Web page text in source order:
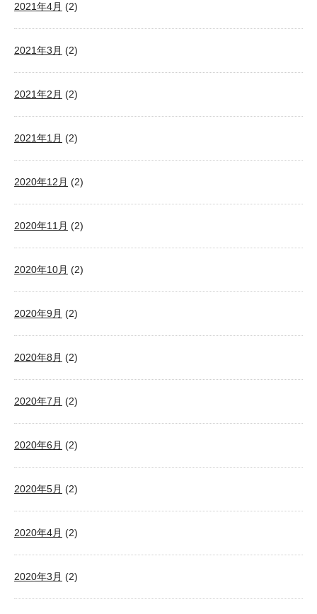
2021年4月 (2)
2021年3月 (2)
2021年2月 (2)
2021年1月 (2)
2020年12月 (2)
2020年11月 (2)
2020年10月 (2)
2020年9月 (2)
2020年8月 (2)
2020年7月 (2)
2020年6月 (2)
2020年5月 (2)
2020年4月 (2)
2020年3月 (2)